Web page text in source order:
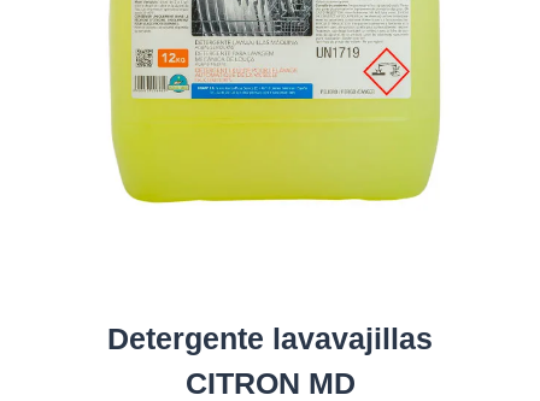
Detergente lavavajillas
CITRON MD